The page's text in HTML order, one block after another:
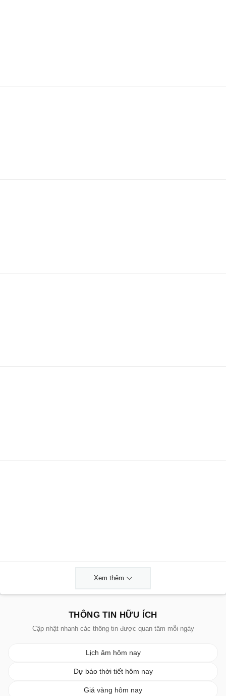
Xem thêm
THÔNG TIN HỮU ÍCH
Cập nhật nhanh các thông tin được quan tâm mỗi ngày
Lịch âm hôm nay
Dự báo thời tiết hôm nay
Giá vàng hôm nay